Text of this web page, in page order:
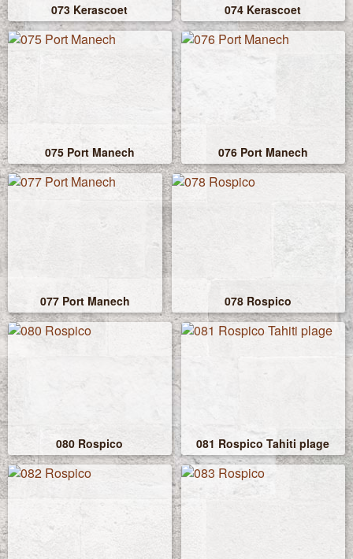
073 Kerascoet 074 Kerascoet
075 Port Manech 076 Port Manech
077 Port Manech 078 Rospico
080 Rospico 081 Rospico Tahiti plage